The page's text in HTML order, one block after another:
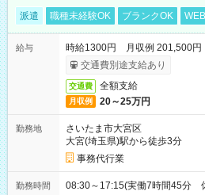
派遣 職種未経験OK ブランクOK
給与
時給1300円 月収例 201,500円
交通費別途支給あり
交通費 全額支給
月収例 20～25万円
勤務地
さいたま市大宮区
大宮(埼玉県)駅から徒歩3分
事務代行業
勤務時間 08:30～17:15(実働7時間45分